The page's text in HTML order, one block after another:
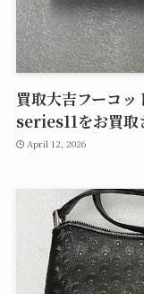
買取大吉フーコ
series11をお買取
April 12, 2026